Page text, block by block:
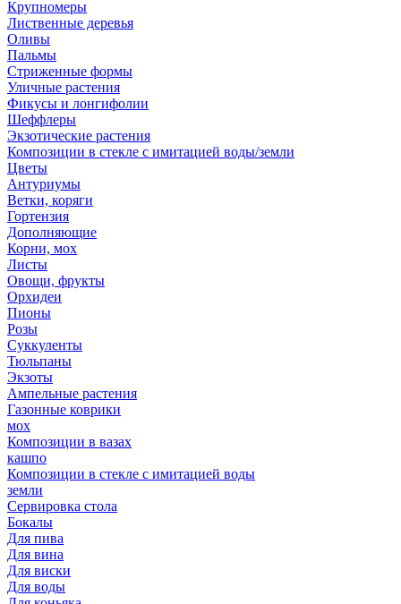
Крупномеры
Лиственные деревья
Оливы
Пальмы
Стриженные формы
Уличные растения
Фикусы и лонгифолии
Шеффлеры
Экзотические растения
Композиции в стекле с имитацией воды/земли
Цветы
Антуриумы
Ветки, коряги
Гортензия
Дополняющие
Корни, мох
Листы
Овощи, фрукты
Орхидеи
Пионы
Розы
Суккуленты
Тюльпаны
Экзоты
Ампельные растения
Газонные коврики
мох
Композиции в вазах
кашпо
Композиции в стекле с имитацией воды
земли
Сервировка стола
Бокалы
Для пива
Для вина
Для виски
Для воды